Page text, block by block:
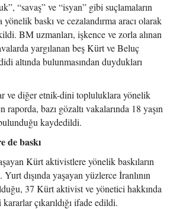
“savaş” ve “isyan” gibi suçlamaların
baskı ve cezalandırma aracı olarak
BM uzmanları, işkence ve zorla alınan
yargılanan beş Kürt ve Beluç
altında bulunmasından duydukları
ve diğer etnik-dini topluluklara yönelik
raporda, bazı gözaltı vakalarında 18 yaşın
kaydedildi.
de baskı
Kürt aktivistlere yönelik baskıların
dışında yaşayan yüzlerce İranlının
37 Kürt aktivist ve yönetici hakkında
çıkarıldığı ifade edildi.